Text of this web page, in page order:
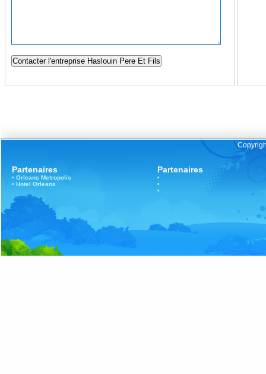
Partenaires
• Orleans Metropolis
• Hotel Orleans
Partenaires
•
•
•